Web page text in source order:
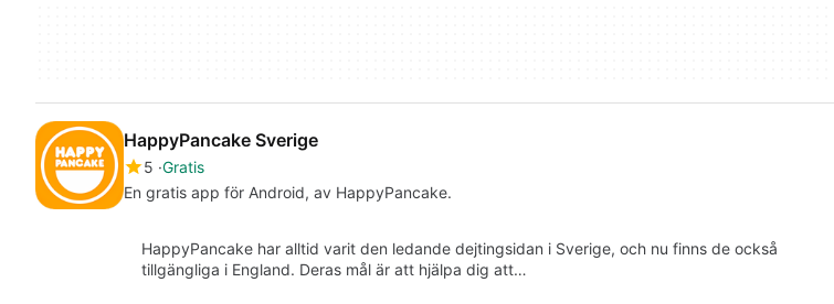
HappyPancake Sverige
5 Gratis
En gratis app för Android, av HappyPancake.
HappyPancake har alltid varit den ledande dejtingsidan i Sverige, och nu finns de också
tillgängliga i England. Deras mål är att hjälpa dig att…